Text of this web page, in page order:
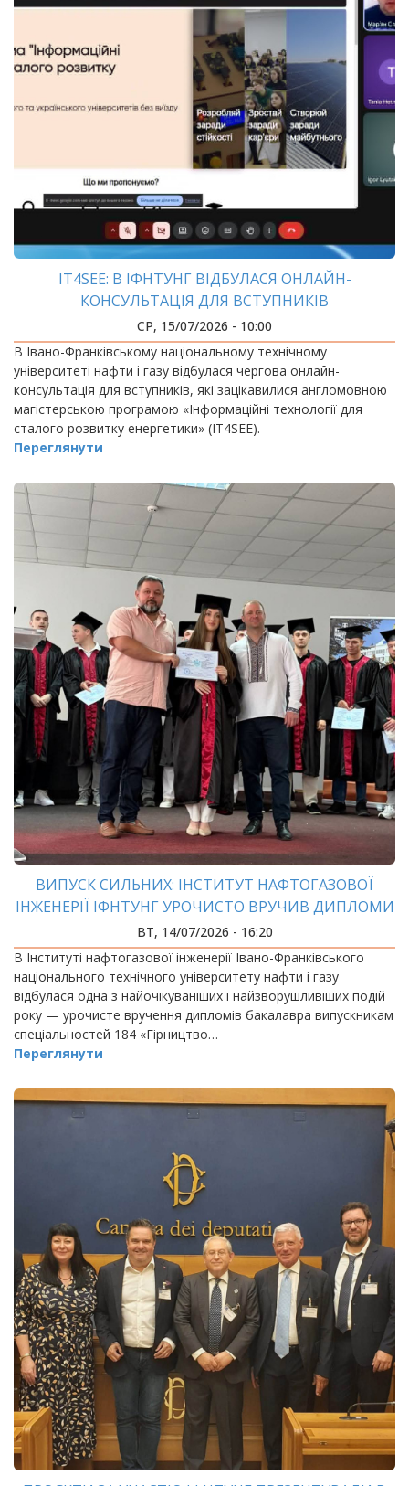
IT4SEE: В ІФНТУНГ ВІДБУЛАСЯ ОНЛАЙН-
КОНСУЛЬТАЦІЯ ДЛЯ ВСТУПНИКІВ
СР, 15/07/2026 - 10:00
В Івано-Франківському національному технічному
університеті нафти і газу відбулася чергова онлайн-
консультація для вступників, які зацікавилися англомовною
магістерською програмою «Інформаційні технології для
сталого розвитку енергетики» (IT4SEE).
Переглянути
ВИПУСК СИЛЬНИХ: ІНСТИТУТ НАФТОГАЗОВОЇ
ІНЖЕНЕРІЇ ІФНТУНГ УРОЧИСТО ВРУЧИВ ДИПЛОМИ
БАКАЛАВРАМ
ВТ, 14/07/2026 - 16:20
В Інституті нафтогазової інженерії Івано-Франківського
національного технічного університету нафти і газу
відбулася одна з найочікуваніших і найзворушливіших подій
року — урочисте вручення дипломів бакалавра випускникам
спеціальностей 184 «Гірництво…
Переглянути